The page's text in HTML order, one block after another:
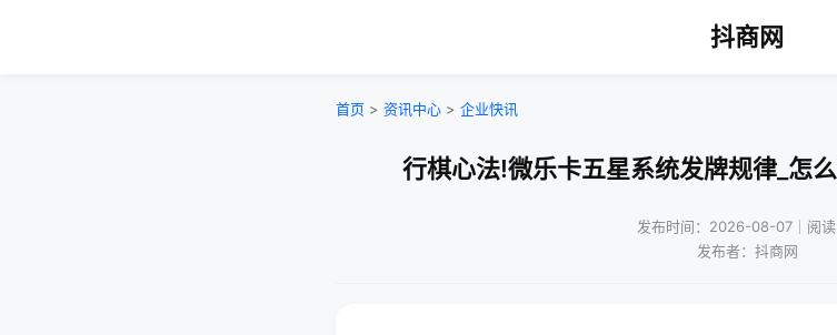
抖商网
首页 > 资讯中心 > 企业快讯
行棋心法!微乐卡五星系统发牌规律_怎
发布时间：2026-08-07｜阅读
发布者：抖商网